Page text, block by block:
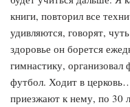
книги, повторил все
удивляются, говорят,
здоровье он борется
гимнастику,
футбол. Ходит в
приезжают к нему, по 30